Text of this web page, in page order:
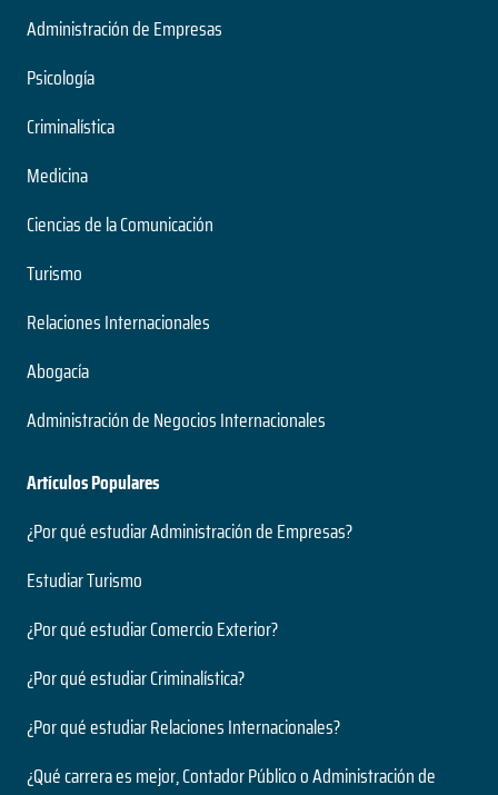
Administración de Empresas
Psicología
Criminalística
Medicina
Ciencias de la Comunicación
Turismo
Relaciones Internacionales
Abogacía
Administración de Negocios Internacionales
Artículos Populares
¿Por qué estudiar Administración de Empresas?
Estudiar Turismo
¿Por qué estudiar Comercio Exterior?
¿Por qué estudiar Criminalística?
¿Por qué estudiar Relaciones Internacionales?
¿Qué carrera es mejor, Contador Público o Administración de